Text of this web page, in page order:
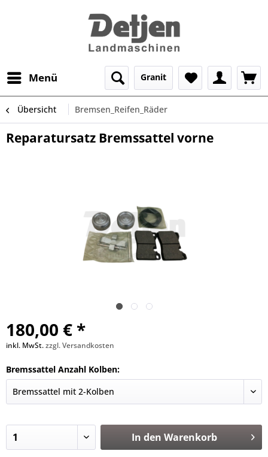
Menü Granit
Übersicht Bremsen_Reifen_Räder
Reparatursatz Bremssattel vorne
180,00 € *
inkl. MwSt.zzgl. Versandkosten
Bremssattel Anzahl Kolben:
In den Warenkorb